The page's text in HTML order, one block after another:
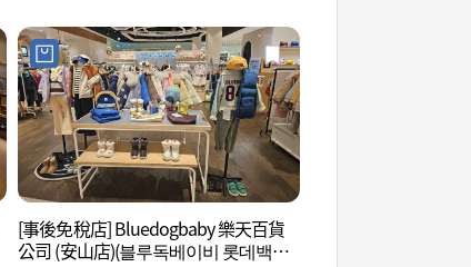
[事後免稅店] Bluedogbaby 樂天百貨
公司 (安山店)(블루독베이비 롯데백화